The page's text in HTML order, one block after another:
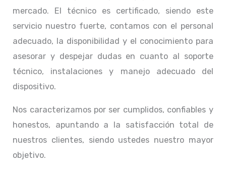
mercado. El técnico es certificado, siendo este
servicio nuestro fuerte, contamos con el personal
adecuado, la disponibilidad y el conocimiento para
asesorar y despejar dudas en cuanto al soporte
técnico, instalaciones y manejo adecuado del
dispositivo.
Nos caracterizamos por ser cumplidos, confiables y
honestos, apuntando a la satisfacción total de
nuestros clientes, siendo ustedes nuestro mayor
objetivo.